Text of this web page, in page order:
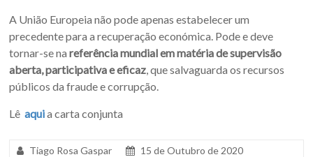
A União Europeia não pode apenas estabelecer um
precedente para a recuperação económica. Pode e deve
tornar-se nareferência mundial em matéria de supervisão
aberta, participativa e eficaz , que salvaguarda os recursos
públicos da fraude e corrupção.
Lêaquia carta conjunta
Tiago Rosa Gaspar
15 de Outubro de 2020